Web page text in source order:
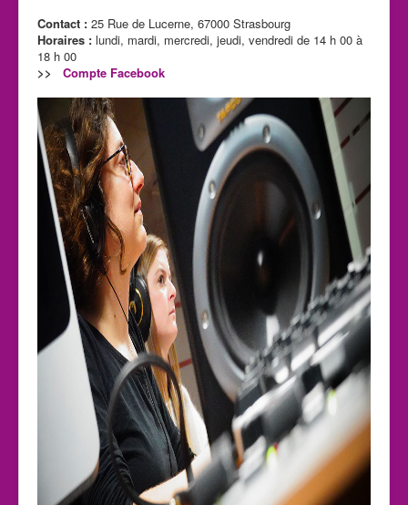
Contact : 25 Rue de Lucerne, 67000 Strasbourg
Horaires : lundi, mardi, mercredi, jeudi, vendredi de 14 h 00 à
18 h 00
>> Compte Facebook